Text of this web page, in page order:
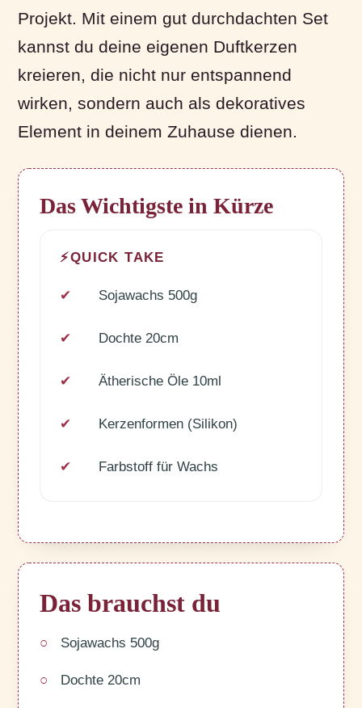
Projekt. Mit einem gut durchdachten Set
kannst du deine eigenen Duftkerzen
kreieren, die nicht nur entspannend
wirken, sondern auch als dekoratives
Element in deinem Zuhause dienen.
Das Wichtigste in Kürze
⚡QUICK TAKE
Sojawachs 500g
Dochte 20cm
Ätherische Öle 10ml
Kerzenformen (Silikon)
Farbstoff für Wachs
Das brauchst du
Sojawachs 500g
Dochte 20cm